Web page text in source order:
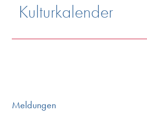
Kulturkalender
Meldungen